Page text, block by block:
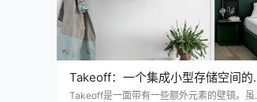
Takeoff：一个集成小型存储空间的
镜
Takeoff是一面带有一些额外元素的壁镜。虽